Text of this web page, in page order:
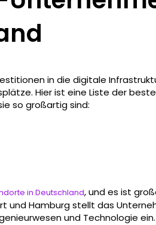
in die digitale
Hier ist eine Liste der
so großartig sind:
in Deutschland, und es ist
und Hamburg stellt das
und Technologie ein.